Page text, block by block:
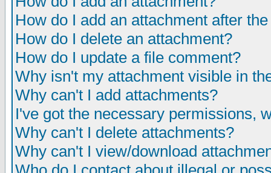
How do I add an attachment after
How do I delete an attachment?
How do I update a file comment?
Why isn't my attachment visible in
Why can't I add attachments?
I've got the necessary permissions,
Why can't I delete attachments?
Why can't I view/download